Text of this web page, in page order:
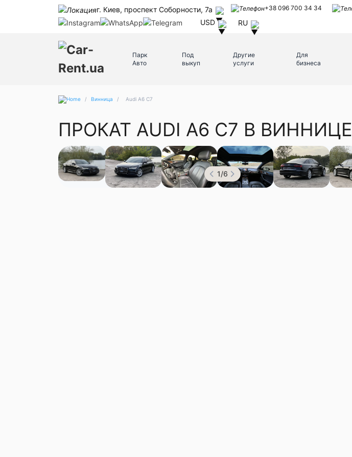
г. Киев, проспект Соборности, 7а +38 096 700 34 34
USD RU
Парк
Авто
Под
выкуп
Другие
услуги
Для
бизнеса
/ Винница / Audi A6 C7
ПРОКАТ AUDI A6 C7 В ВИННИЦЕ
1/6